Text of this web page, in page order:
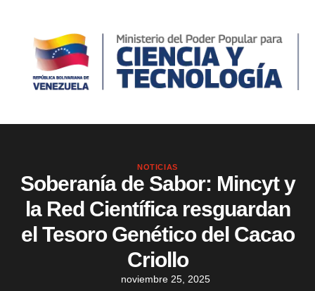
NOTICIAS
Soberanía de Sabor: Mincyt y
la Red Científica resguardan
el Tesoro Genético del Cacao
Criollo
noviembre 25, 2025